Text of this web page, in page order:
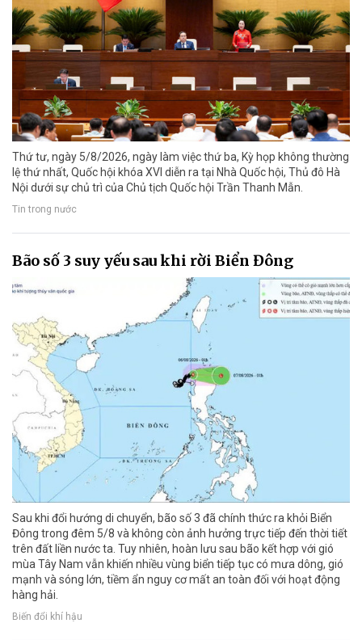
Thứ tư, ngày 5/8/2026, ngày làm việc thứ ba, Kỳ họp không thường
lệ thứ nhất, Quốc hội khóa XVI diễn ra tại Nhà Quốc hội, Thủ đô Hà
Nội dưới sự chủ trì của Chủ tịch Quốc hội Trần Thanh Mẫn.
Tin trong nước
Bão số 3 suy yếu sau khi rời Biển Đông
Sau khi đổi hướng di chuyển, bão số 3 đã chính thức ra khỏi Biển
Đông trong đêm 5/8 và không còn ảnh hưởng trực tiếp đến thời tiết
trên đất liền nước ta. Tuy nhiên, hoàn lưu sau bão kết hợp với gió
mùa Tây Nam vẫn khiến nhiều vùng biển tiếp tục có mưa dông, gió
mạnh và sóng lớn, tiềm ẩn nguy cơ mất an toàn đối với hoạt động
hàng hải.
Biến đổi khí hậu